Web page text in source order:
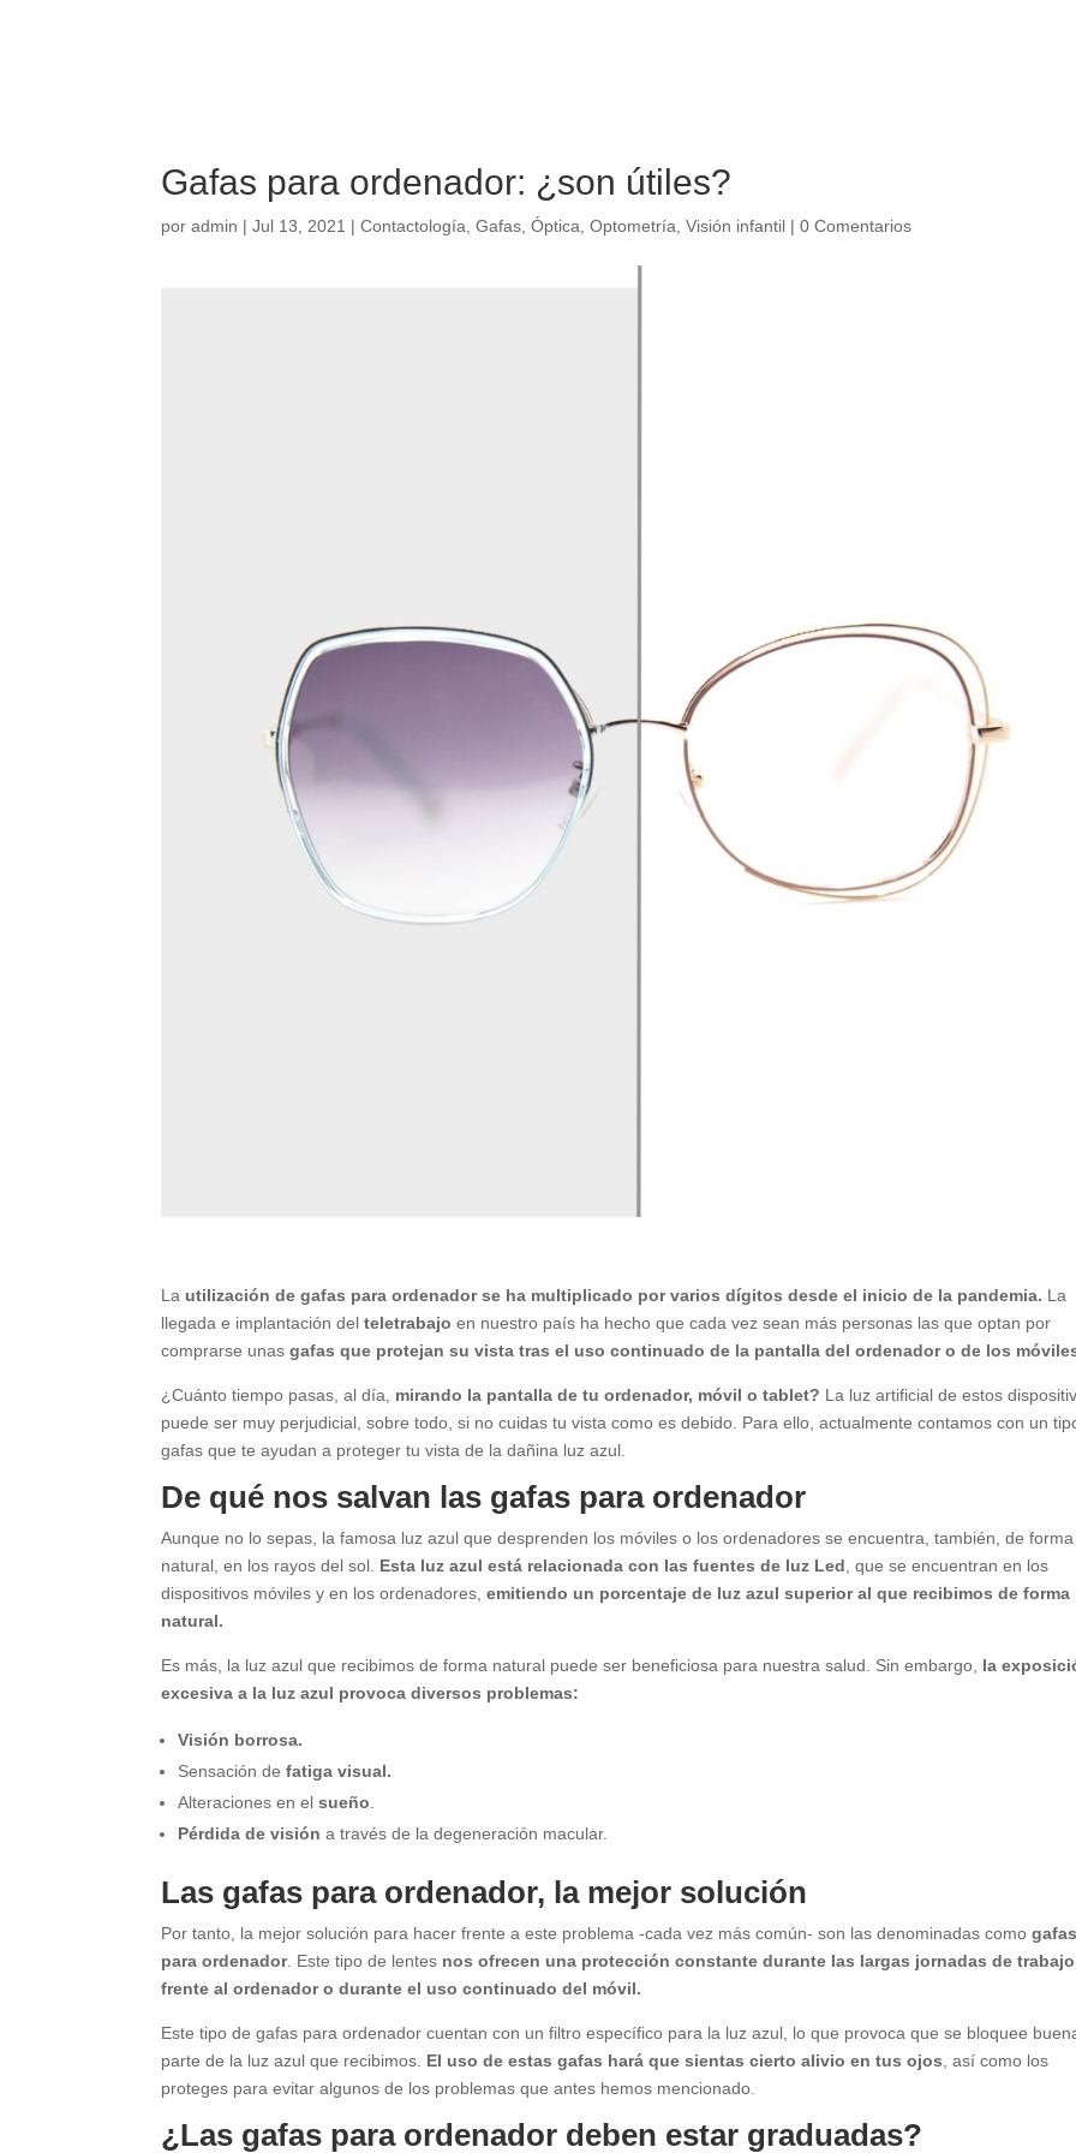
Gafas para ordenador: ¿son útiles?
poradmin |Jul 13, 2021 |Contactología ,Gafas ,Óptica ,Optometría ,Visión infantil |0 Comentarios
La utilización de gafas para ordenador se ha multiplicado por varios dígitos desde el inicio de la pandemia. La
llegada e implantación delteletrabajoen nuestro país ha hecho que cada vez sean más personas las que optan por
comprarse unas gafas que protejan su vista tras el uso continuado de la pantalla del ordenador o de los
¿Cuánto tiempo pasas, al día, mirando la pantalla de tu ordenador, móvil o tablet? La luz artificial de estos
puede ser muy perjudicial, sobre todo, si no cuidas tu vista como es debido. Para ello, actualmente contamos con un
gafas que te ayudan a proteger tu vista de la dañina luz azul.
De qué nos salvan las gafas para ordenador
Aunque no lo sepas, la famosa luz azul que desprenden los móviles o los ordenadores se encuentra, también, de forma
natural, en los rayos del sol. Esta luz azul está relacionada con las fuentes de luz Led , que se encuentran en los
dispositivos móviles y en los ordenadores, emitiendo un porcentaje de luz azul superior al que recibimos de forma
natural.
Es más, la luz azul que recibimos de forma natural puede ser beneficiosa para nuestra salud. Sin embargo, la
excesiva a la luz azul provoca diversos problemas:
Visión borrosa.
Sensación defatiga visual.
Alteraciones en elsueño
Pérdida de visión a través de la degeneración macular.
Las gafas para ordenador, la mejor solución
Por tanto, la mejor solución para hacer frente a este problema -cada vez más común- son las denominadas comogafas
para ordenador. Este tipo de lentes nos ofrecen una protección constante durante las largas jornadas de trabajo
frente al ordenador o durante el uso continuado del móvil.
Este tipo de gafas para ordenador cuentan con un filtro específico para la luz azul, lo que provoca que se bloquee
parte de la luz azul que recibimos. El uso de estas gafas hará que sientas cierto alivio en tus ojos , así como los
proteges para evitar algunos de los problemas que antes hemos mencionado.
¿Las gafas para ordenador deben estar graduadas?